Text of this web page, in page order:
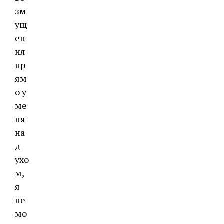
зм
ущ
ен
ия
пр
ям
о у
ме
ня
на
д
ухо
м,
я
не
мо